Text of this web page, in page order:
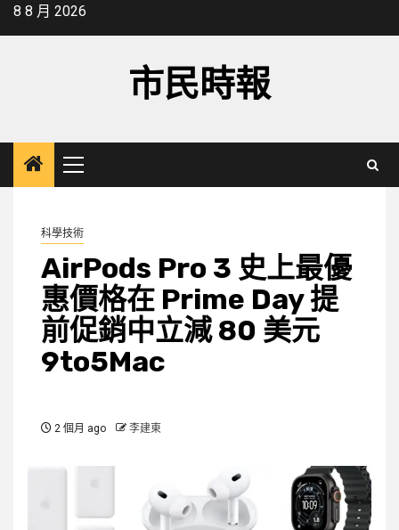
Skip8 8 月 2026
市民時報
Primary
Menu
科學技術
AirPods Pro 3 史上最優
惠價格在 Prime Day 提
前促銷中立減 80 美元
9to5Mac
2 個月 ago 李建東